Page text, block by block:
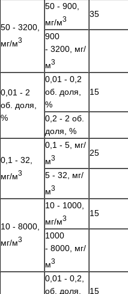
50 - 3200,
мг/м3
50 - 900,
мг/м3
35
900
- 3200, мг/
м3
0,01 - 2
об. доля,
%
0,01 - 0,2
об. доля,
%
15
0,2 - 2 об.
доля, %
0,1 - 32,
мг/м3
0,1 - 5, мг/
м3
25
5 - 32, мг/
м3
10 - 8000,
мг/м3
10 - 1000,
мг/м3
15
1000
- 8000, мг/
м3
0,01 - 0,2,
об. доля,
15